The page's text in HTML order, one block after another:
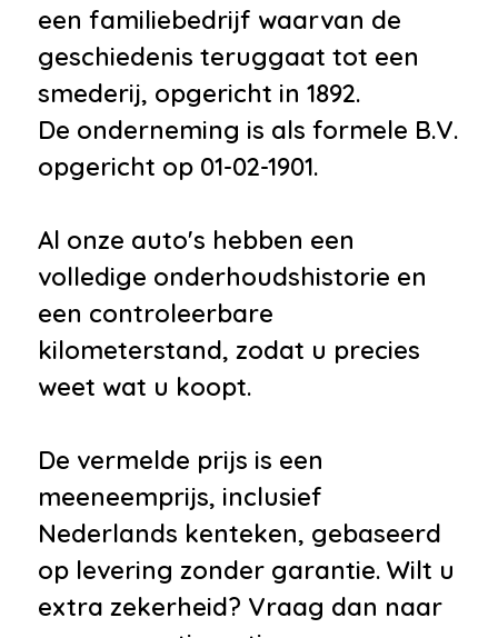
een familiebedrijf waarvan de
geschiedenis teruggaat tot een
smederij, opgericht in 1892.
De onderneming is als formele B.V.
opgericht op 01-02-1901.
Al onze auto's hebben een
volledige onderhoudshistorie en
een controleerbare
kilometerstand, zodat u precies
weet wat u koopt.
De vermelde prijs is een
meeneemprijs, inclusief
Nederlands kenteken, gebaseerd
op levering zonder garantie. Wilt u
extra zekerheid? Vraag dan naar